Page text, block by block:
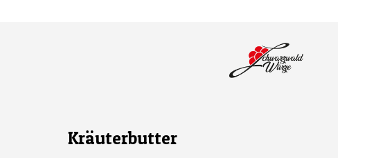
Kräuterbutter